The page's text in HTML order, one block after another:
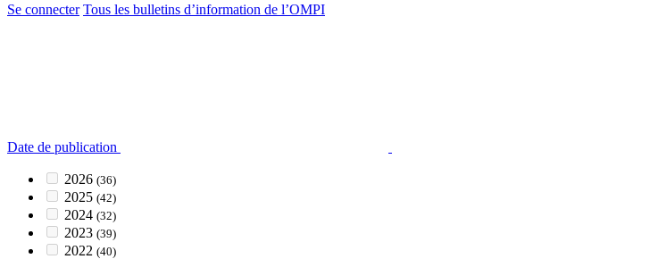
Se connecter Tous les bulletins d’information de l’OMPI
Date de publication
2026 (36)
2025 (42)
2024 (32)
2023 (39)
2022 (40)